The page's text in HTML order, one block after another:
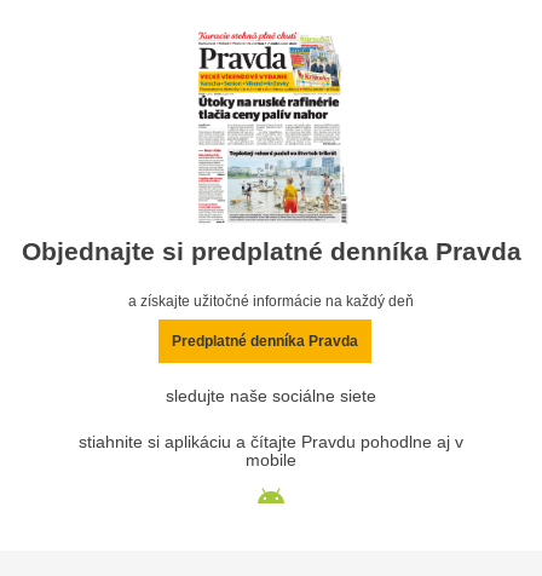
Objednajte si predplatné denníka Pravda
a získajte užitočné informácie na každý deň
Predplatné denníka Pravda
sledujte naše sociálne siete
stiahnite si aplikáciu a čítajte Pravdu pohodlne aj v
mobile